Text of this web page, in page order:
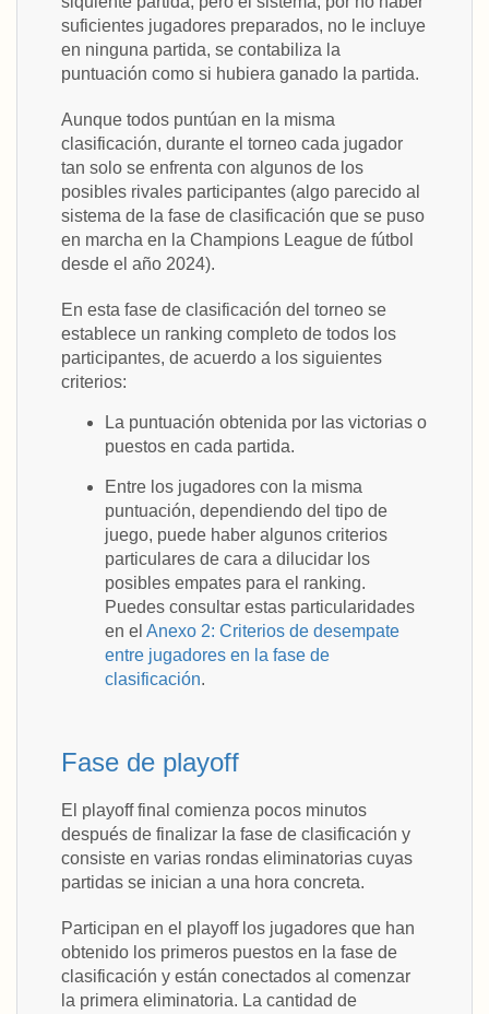
suficientes jugadores preparados, no le incluye
en ninguna partida, se contabiliza la
puntuación como si hubiera ganado la partida.
Aunque todos puntúan en la misma
clasificación, durante el torneo cada jugador
tan solo se enfrenta con algunos de los
posibles rivales participantes (algo parecido al
sistema de la fase de clasificación que se puso
en marcha en la Champions League de fútbol
desde el año 2024).
En esta fase de clasificación del torneo se
establece un ranking completo de todos los
participantes, de acuerdo a los siguientes
criterios:
La puntuación obtenida por las victorias o
puestos en cada partida.
Entre los jugadores con la misma
puntuación, dependiendo del tipo de
juego, puede haber algunos criterios
particulares de cara a dilucidar los
posibles empates para el ranking.
Puedes consultar estas particularidades
en el Anexo 2: Criterios de desempate
entre jugadores en la fase de
clasificación.
Fase de playoff
El playoff final comienza pocos minutos
después de finalizar la fase de clasificación y
consiste en varias rondas eliminatorias cuyas
partidas se inician a una hora concreta.
Participan en el playoff los jugadores que han
obtenido los primeros puestos en la fase de
clasificación y están conectados al comenzar
la primera eliminatoria. La cantidad de